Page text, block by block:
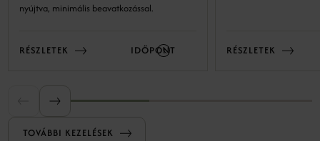
nyújtva, minimális beavatkozással.
RÉSZLETEK IDŐPONT RÉSZLETEK
TOVÁBBI KEZELÉSEK